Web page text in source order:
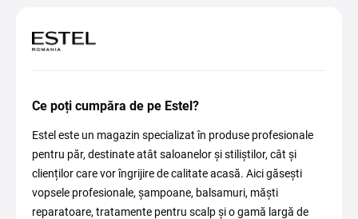
Ce poți cumpăra de pe Estel?
Estel este un magazin specializat în produse profesionale
pentru păr, destinate atât saloanelor și stiliștilor, cât și
clienților care vor îngrijire de calitate acasă. Aici găsești
vopsele profesionale, șampoane, balsamuri, măști
reparatoare, tratamente pentru scalp și o gamă largă de